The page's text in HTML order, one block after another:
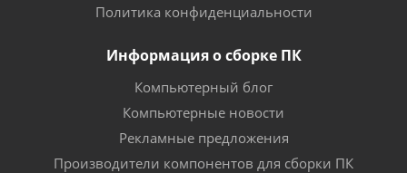
Политика конфиденциальности
Информация о сборке ПК
Компьютерный блог
Компьютерные новости
Рекламные предложения
Производители компонентов для сборки ПК